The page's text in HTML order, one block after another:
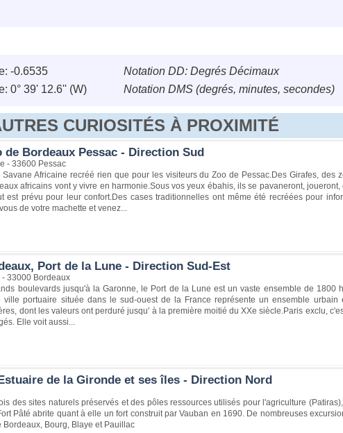
-0.6535
Notation DD: Degrés Décimaux
0° 39' 12.6'' (W) Notation DMS (degrés, minutes, secondes)
CURIOSITÉS À PROXIMITÉ
de Bordeaux Pessac - Direction Sud
- 33600 Pessac
Africaine recréé rien que pour les visiteurs du Zoo de Pessac.Des Girafes, des
africains vont y vivre en harmonie.Sous vos yeux ébahis, ils se pavaneront,
est prévu pour leur confort.Des cases traditionnelles ont même été recréées pour
de votre machette et venez...
Port de la Lune - Direction Sud-Est
33000 Bordeaux
boulevards jusqu'à la Garonne, le Port de la Lune est un vaste ensemble de 1800
ville portuaire située dans le sud-ouest de la France représente un ensemble urbain
dont les valeurs ont perduré jusqu' à la première moitié du XXe siècle.Paris exclu,
Elle voit aussi...
de la Gironde et ses îles - Direction Nord
des sites naturels préservés et des pôles ressources utilisés pour l'agriculture
Pâté abrite quant à elle un fort construit par Vauban en 1690. De nombreuses
Bordeaux, Bourg, Blaye et Pauillac